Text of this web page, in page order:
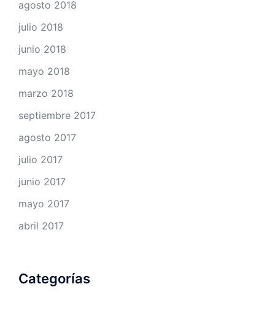
agosto 2018
julio 2018
junio 2018
mayo 2018
marzo 2018
septiembre 2017
agosto 2017
julio 2017
junio 2017
mayo 2017
abril 2017
Categorías